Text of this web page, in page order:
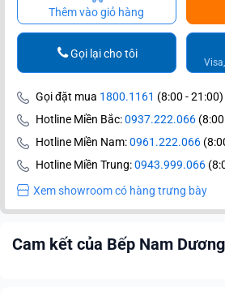
Thêm vào giỏ hàng
Gọi lại cho tôi
Gọi đặt mua 1800.1161 (8:00 - 21:00)
Hotline Miền Bắc:0937.222.066
Hotline Miền Nam:0961.222.066
Hotline Miền Trung:0943.999.066
Xem showroom có hàng trưng bày
Cam kết của Bếp Nam Dương